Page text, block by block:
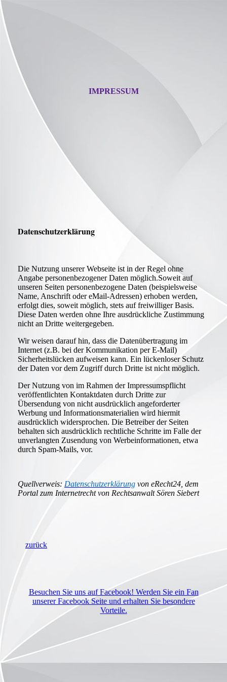
IMPRESSUM
Datenschutzerklärung
Die Nutzung unserer Webseite ist in der Regel ohne
Angabe personenbezogener Daten möglich.Soweit auf
unseren Seiten personenbezogene Daten (beispielsweise
Name, Anschrift oder eMail-Adressen) erhoben werden,
erfolgt dies, soweit möglich, stets auf freiwilliger Basis.
Diese Daten werden ohne Ihre ausdrückliche Zustimmung
nicht an Dritte weitergegeben.
Wir weisen darauf hin, dass die Datenübertragung im
Internet (z.B. bei der Kommunikation per E-Mail)
Sicherheitslücken aufweisen kann. Ein lückenloser Schutz
der Daten vor dem Zugriff durch Dritte ist nicht möglich.
Der Nutzung von im Rahmen der Impressumspflicht
veröffentlichten Kontaktdaten durch Dritte zur
Übersendung von nicht ausdrücklich angeforderter
Werbung und Informationsmaterialien wird hiermit
ausdrücklich widersprochen. Die Betreiber der Seiten
behalten sich ausdrücklich rechtliche Schritte im Falle der
unverlangten Zusendung von Werbeinformationen, etwa
durch Spam-Mails, vor.
Quellverweis: Datenschutzerklärung von eRecht24, dem
Portal zum Internetrecht von Rechtsanwalt Sören Siebert
zurück
Besuchen Sie uns auf Facebook! Werden Sie ein Fan
unserer Facebook Seite und erhalten Sie besondere
Vorteile.